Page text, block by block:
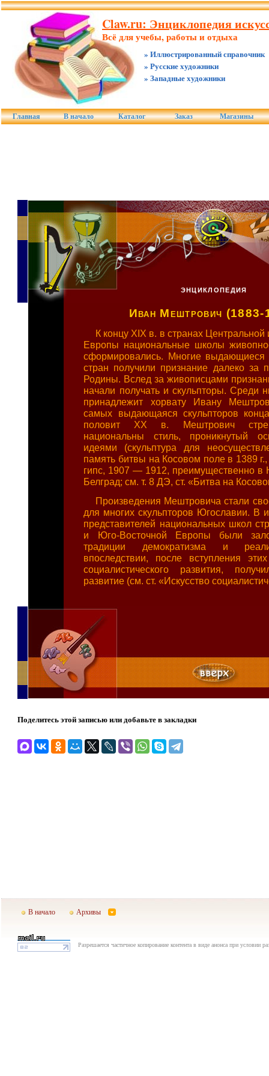
Claw.ru: Энциклопедия
Всё для учебы, работы и отдыха
» Иллюстрированный справочник
» Русские художники
» Западные художники
Главная В начало Каталог Заказ Магазины
ЭНЦИКЛОПЕДИЯ
Иван Мештрович (1883-
К концу XIX в. в странах
Европы национальные школы
сформировались. Многие выдающиеся
стран получили признание далеко за
Родины. Вслед за живописцами
начали получать и скульпторы. Среди
принадлежит хорвату Ивану
самых выдающаяся скульпторов
половит XX в. Мештрович
национальны стиль, проникнутый
идеями (скульптура для
память битвы на Косовом поле в 1389
гипс, 1907 — 1912, преимущественно в
Белград; см. т. 8 ДЭ, ст. «Битва на
Произведения Мештровича стали
для многих скульпторов Югославии. В
представителей национальных школ
и Юго-Восточной Европы были
традиции демократизма и
впоследствии, после вступления
социалистического развития,
развитие (см. ст. «Искусство
Поделитесь этой записью или добавьте в закладки
В начало Архивы
Разрешается частичное копирование контента в виде анонса при условии